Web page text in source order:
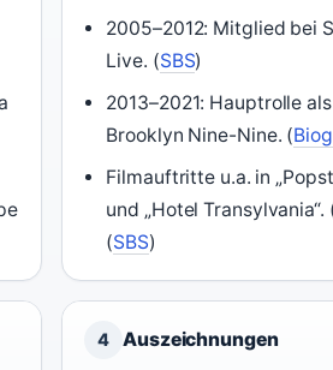
2005–2012: Mitglied bei
Live. (SBS)
2013–2021: Hauptrolle
Brooklyn Nine-Nine. (
Filmauftritte u.a. in
und „Hotel
(SBS)
4 Auszeichnungen